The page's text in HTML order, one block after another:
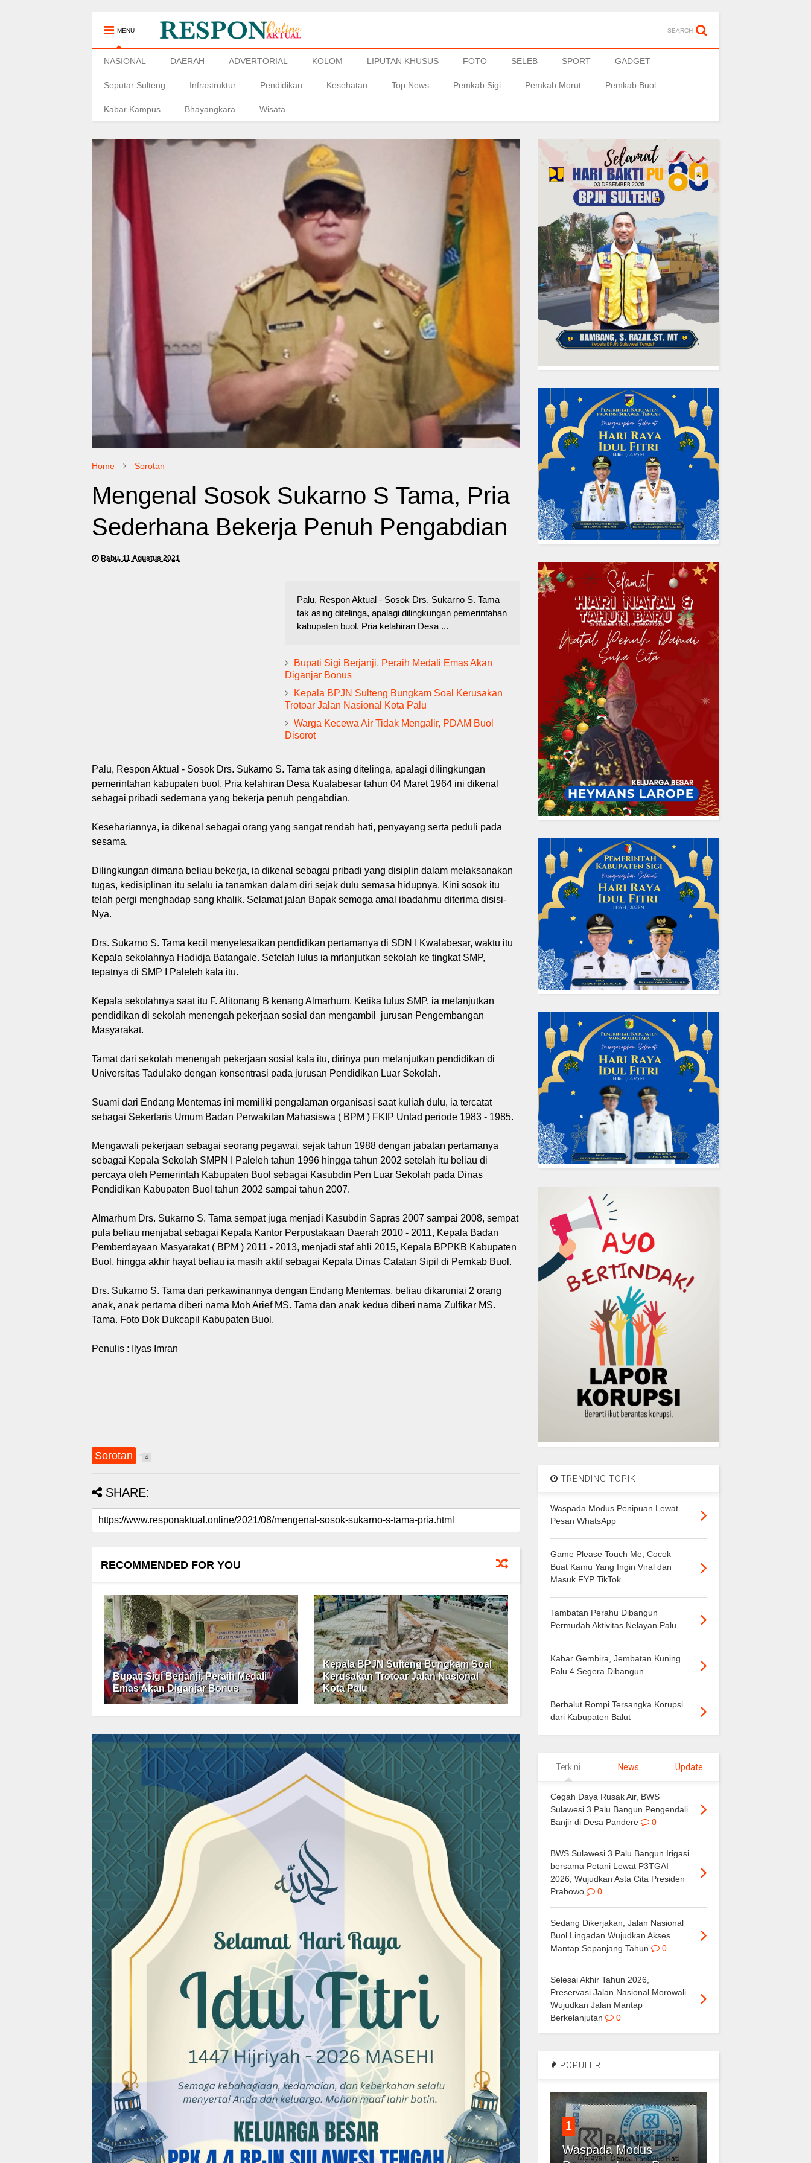
MENU SEARCH
NASIONAL DAERAH ADVERTORIAL KOLOM LIPUTAN KHUSUS FOTO SELEB SPORT GADGET
Seputar Sulteng Infrastruktur Pendidikan Kesehatan Top News Pemkab Sigi Pemkab Morut Pemkab Buol
Kabar Kampus Bhayangkara Wisata
Home Sorotan
Mengenal Sosok Sukarno S Tama, Pria
Sederhana Bekerja Penuh Pengabdian
Rabu, 11 Agustus 2021
Palu, Respon Aktual - Sosok Drs. Sukarno S. Tama
tak asing ditelinga, apalagi dilingkungan pemerintahan
kabupaten buol. Pria kelahiran Desa ...
Bupati Sigi Berjanji, Peraih Medali Emas Akan
Diganjar Bonus
Kepala BPJN Sulteng Bungkam Soal Kerusakan
Trotoar Jalan Nasional Kota Palu
Warga Kecewa Air Tidak Mengalir, PDAM Buol
Disorot
Palu, Respon Aktual - Sosok Drs. Sukarno S. Tama tak asing ditelinga, apalagi dilingkungan
pemerintahan kabupaten buol. Pria kelahiran Desa Kualabesar tahun 04 Maret 1964 ini dikenal
sebagai pribadi sedernana yang bekerja penuh pengabdian.
Kesehariannya, ia dikenal sebagai orang yang sangat rendah hati, penyayang serta peduli pada
sesama.
Dilingkungan dimana beliau bekerja, ia dikenal sebagai pribadi yang disiplin dalam melaksanakan
tugas, kedisiplinan itu selalu ia tanamkan dalam diri sejak dulu semasa hidupnya. Kini sosok itu
telah pergi menghadap sang khalik. Selamat jalan Bapak semoga amal ibadahmu diterima disisi-
Nya.
Drs. Sukarno S. Tama kecil menyelesaikan pendidikan pertamanya di SDN I Kwalabesar, waktu itu
Kepala sekolahnya Hadidja Batangale. Setelah lulus ia mrlanjutkan sekolah ke tingkat SMP,
tepatnya di SMP I Paleleh kala itu.
Kepala sekolahnya saat itu F. Alitonang B kenang Almarhum. Ketika lulus SMP, ia melanjutkan
pendidikan di sekolah menengah pekerjaan sosial dan mengambil jurusan Pengembangan
Masyarakat.
Tamat dari sekolah menengah pekerjaan sosial kala itu, dirinya pun melanjutkan pendidikan di
Universitas Tadulako dengan konsentrasi pada jurusan Pendidikan Luar Sekolah.
Suami dari Endang Mentemas ini memiliki pengalaman organisasi saat kuliah dulu, ia tercatat
sebagai Sekertaris Umum Badan Perwakilan Mahasiswa ( BPM ) FKIP Untad periode 1983 - 1985.
Mengawali pekerjaan sebagai seorang pegawai, sejak tahun 1988 dengan jabatan pertamanya
sebagai Kepala Sekolah SMPN I Paleleh tahun 1996 hingga tahun 2002 setelah itu beliau di
percaya oleh Pemerintah Kabupaten Buol sebagai Kasubdin Pen Luar Sekolah pada Dinas
Pendidikan Kabupaten Buol tahun 2002 sampai tahun 2007.
Almarhum Drs. Sukarno S. Tama sempat juga menjadi Kasubdin Sapras 2007 sampai 2008, sempat
pula beliau menjabat sebagai Kepala Kantor Perpustakaan Daerah 2010 - 2011, Kepala Badan
Pemberdayaan Masyarakat ( BPM ) 2011 - 2013, menjadi staf ahli 2015, Kepala BPPKB Kabupaten
Buol, hingga akhir hayat beliau ia masih aktif sebagai Kepala Dinas Catatan Sipil di Pemkab Buol.
Drs. Sukarno S. Tama dari perkawinannya dengan Endang Mentemas, beliau dikaruniai 2 orang
anak, anak pertama diberi nama Moh Arief MS. Tama dan anak kedua diberi nama Zulfikar MS.
Tama. Foto Dok Dukcapil Kabupaten Buol.
Penulis : Ilyas Imran
Sorotan 4
SHARE:
RECOMMENDED FOR YOU
Bupati Sigi Berjanji, Peraih Medali
Emas Akan Diganjar Bonus
Kepala BPJN Sulteng Bungkam Soal
Kerusakan Trotoar Jalan Nasional
Kota Palu
TRENDING TOPIK
Waspada Modus Penipuan Lewat
Pesan WhatsApp
Game Please Touch Me, Cocok
Buat Kamu Yang Ingin Viral dan
Masuk FYP TikTok
Tambatan Perahu Dibangun
Permudah Aktivitas Nelayan Palu
Kabar Gembira, Jembatan Kuning
Palu 4 Segera Dibangun
Berbalut Rompi Tersangka Korupsi
dari Kabupaten Balut
Terkini News Update
Cegah Daya Rusak Air, BWS
Sulawesi 3 Palu Bangun Pengendali
Banjir di Desa Pandere
0
BWS Sulawesi 3 Palu Bangun Irigasi
bersama Petani Lewat P3TGAI
2026, Wujudkan Asta Cita Presiden
Prabowo
0
Sedang Dikerjakan, Jalan Nasional
Buol Lingadan Wujudkan Akses
Mantap Sepanjang Tahun
0
Selesai Akhir Tahun 2026,
Preservasi Jalan Nasional Morowali
Wujudkan Jalan Mantap
Berkelanjutan
0
POPULER
1
Waspada Modus